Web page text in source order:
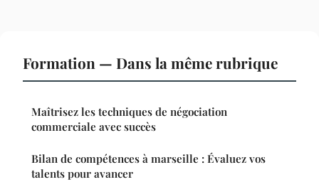
Formation — Dans la même rubrique
Maîtrisez les techniques de négociation
commerciale avec succès
Bilan de compétences à marseille : Évaluez vos
talents pour avancer